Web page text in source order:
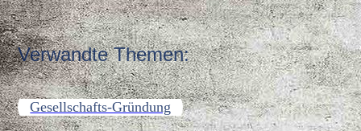
Verwandte Themen:
Gesellschafts-Gründung